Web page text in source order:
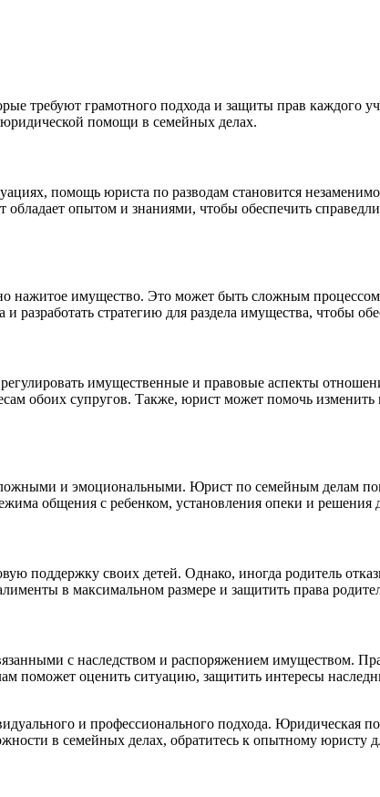
требуют грамотного подхода и защиты прав каждого
помощи в семейных делах.
помощь юриста по разводам становится
опытом и знаниями, чтобы обеспечить
нажитое имущество. Это может быть сложным
стратегию для раздела имущества, чтобы
имущественные и правовые аспекты
обоих супругов. Также, юрист может помочь изменить
и эмоциональными. Юрист по семейным делам
общения с ребенком, установления опеки и решения
поддержку своих детей. Однако, иногда родитель
в максимальном размере и защитить права
с наследством и распоряжением имуществом.
поможет оценить ситуацию, защитить интересы
и профессионального подхода.
в семейных делах, обратитесь к опытному